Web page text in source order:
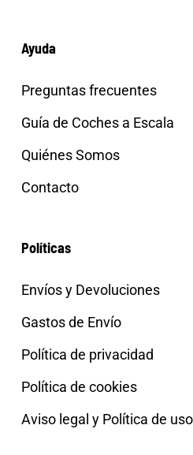
Ayuda
Preguntas frecuentes
Guía de Coches a Escala
Quiénes Somos
Contacto
Políticas
Envíos y Devoluciones
Gastos de Envío
Política de privacidad
Política de cookies
Aviso legal y Política de uso